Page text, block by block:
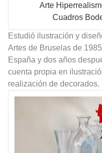
Arte
Cuadros
Estudió ilustración y
Artes de Bruselas de
España y dos años
cuenta propia en
realización de decorados.